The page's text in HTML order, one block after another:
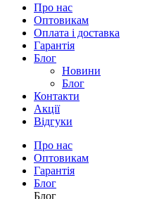
Про нас
Оптовикам
Оплата і доставка
Гарантія
Блог
Новини
Блог
Контакти
Акції
Відгуки
Про нас
Оптовикам
Гарантія
Блог
Блог